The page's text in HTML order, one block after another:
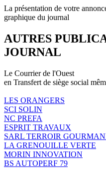
La présentation de votre
graphique du journal
AUTRES
JOURNAL
Le Courrier de l'Ouest
en Transfert de siège social
LES ORANGERS
SCI SOLIN
NC PREFA
ESPRIT TRAVAUX
SARL TERROIR
LA GRENOUILLE VERTE
MORIN INNOVATION
BS AUTOPERF 79